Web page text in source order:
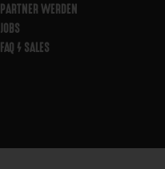
PARTNER WERDEN
JOBS
FAQ / SALES